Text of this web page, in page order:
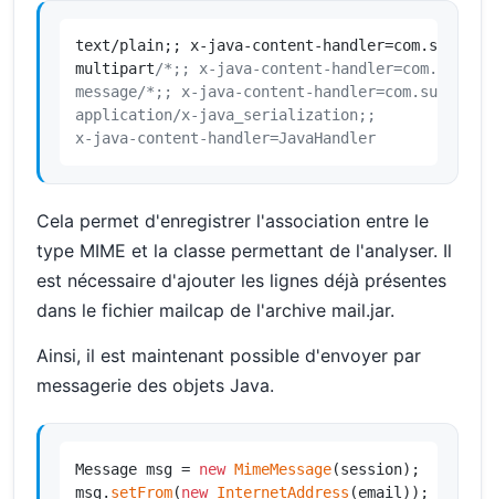
text/plain;; x-java-content-
multipart/*;; x-java-content-
message/*;; x-java-content-
application/x-java_serialization;;
x-java-content-handler=JavaHandler
Cela permet d'enregistrer l'association entre le
type MIME et la classe permettant de l'analyser. Il
est nécessaire d'ajouter les lignes déjà présentes
dans le fichier mailcap de l'archive mail.jar.
Ainsi, il est maintenant possible d'envoyer par
messagerie des objets Java.
Message msg = new MimeMessage(session);
msg. setFrom(new InternetAddress (email));